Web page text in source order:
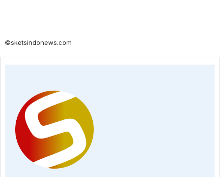
©sketsindonews.com